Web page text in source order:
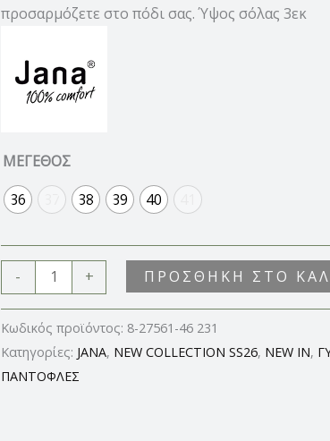
προσαρμόζετε στο πόδι σας. Ύψος σόλας 3εκ
ΜΕΓΕΘΟΣ
36
38 39 40
- + ΠΡΟΣΘΉΚΗ ΣΤΟ
Κωδικός προϊόντος: 8-27561-46 231
Κατηγορίες: JANA, NEW COLLECTION SS26, NEW IN,
ΠΑΝΤΟΦΛΕΣ